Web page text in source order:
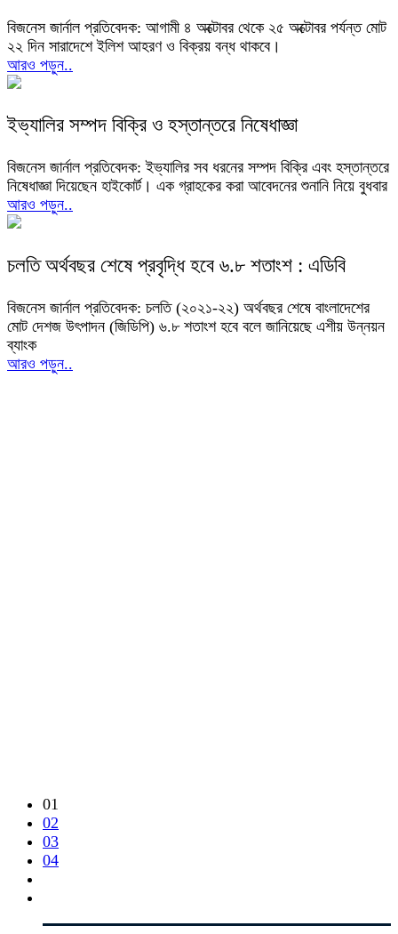
বিজনেস জার্নাল প্রতিবেদক: আগামী ৪ অক্টোবর থেকে ২৫ অক্টোবর পর্যন্ত মোট
২২ দিন সারাদেশে ইলিশ আহরণ ও বিক্রয় বন্ধ থাকবে।
আরও পড়ুন..
ইভ্যালির সম্পদ বিক্রি ও হস্তান্তরে নিষেধাজ্ঞা
বিজনেস জার্নাল প্রতিবেদক: ইভ্যালির সব ধরনের সম্পদ বিক্রি এবং হস্তান্তরে
নিষেধাজ্ঞা দিয়েছেন হাইকোর্ট। এক গ্রাহকের করা আবেদনের শুনানি নিয়ে বুধবার
আরও পড়ুন..
চলতি অর্থবছর শেষে প্রবৃদ্ধি হবে ৬.৮ শতাংশ : এডিবি
বিজনেস জার্নাল প্রতিবেদক: চলতি (২০২১-২২) অর্থবছর শেষে বাংলাদেশের
মোট দেশজ উৎপাদন (জিডিপি) ৬.৮ শতাংশ হবে বলে জানিয়েছে এশীয় উন্নয়ন
ব্যাংক
আরও পড়ুন..
01
02
03
04